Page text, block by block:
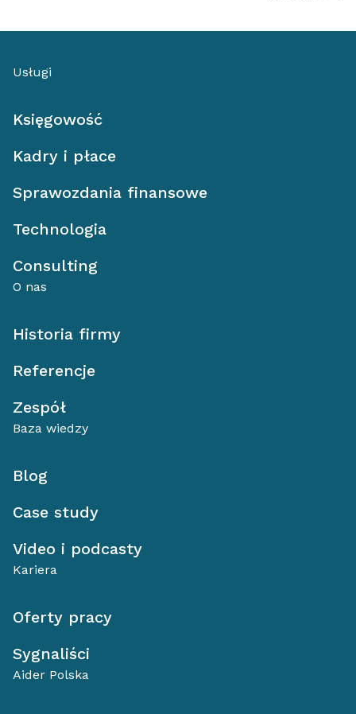
Usługi
Księgowość
Kadry i płace
Sprawozdania finansowe
Technologia
Consulting
O nas
Historia firmy
Referencje
Zespół
Baza wiedzy
Blog
Case study
Video i podcasty
Kariera
Oferty pracy
Sygnaliści
Aider Polska